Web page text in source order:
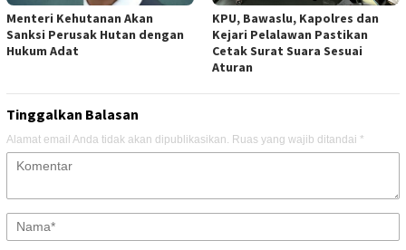
Menteri Kehutanan Akan
Sanksi Perusak Hutan dengan
Hukum Adat
KPU, Bawaslu, Kapolres dan
Kejari Pelalawan Pastikan
Cetak Surat Suara Sesuai
Aturan
Tinggalkan Balasan
Alamat email Anda tidak akan dipublikasikan. Ruas yang wajib ditandai *